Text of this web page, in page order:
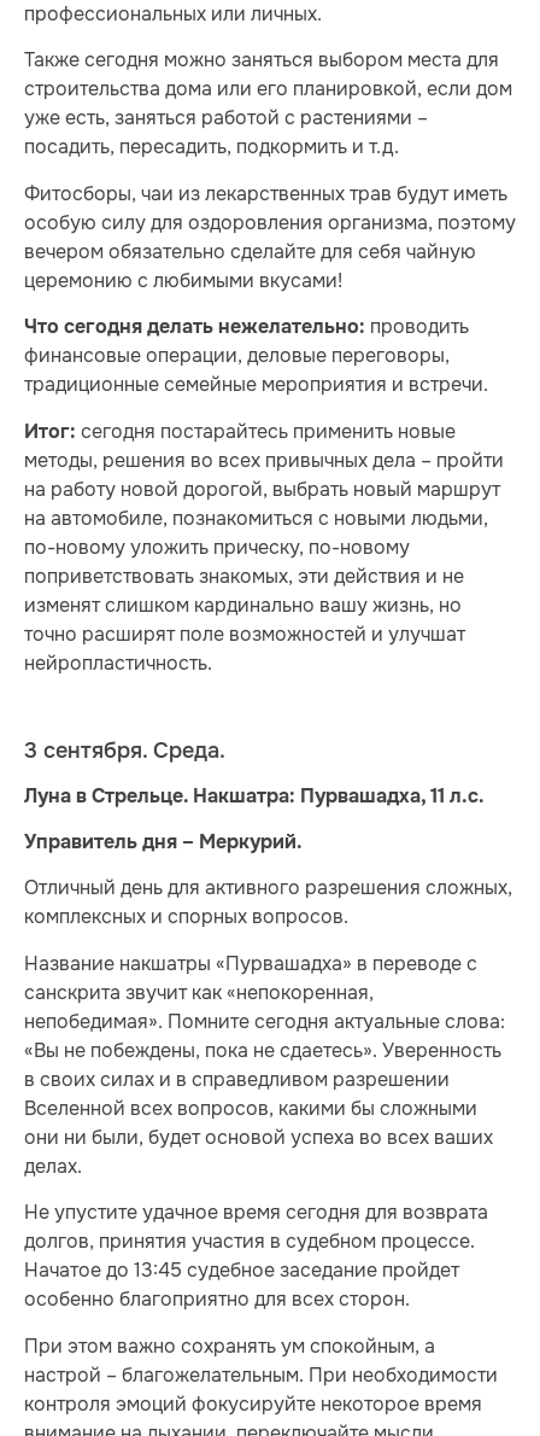
профессиональных или личных.
Также сегодня можно заняться выбором места для
строительства дома или его планировкой, если дом
уже есть, заняться работой с растениями –
посадить, пересадить, подкормить и т.д.
Фитосборы, чаи из лекарственных трав будут иметь
особую силу для оздоровления организма, поэтому
вечером обязательно сделайте для себя чайную
церемонию с любимыми вкусами!
Что сегодня делать нежелательно: проводить
финансовые операции, деловые переговоры,
традиционные семейные мероприятия и встречи.
Итог: сегодня постарайтесь применить новые
методы, решения во всех привычных дела – пройти
на работу новой дорогой, выбрать новый маршрут
на автомобиле, познакомиться с новыми людьми,
по-новому уложить прическу, по-новому
поприветствовать знакомых, эти действия и не
изменят слишком кардинально вашу жизнь, но
точно расширят поле возможностей и улучшат
нейропластичность.
3 сентября. Среда.
Луна в Стрельце. Накшатра: Пурвашадха, 11 л.с.
Управитель дня – Меркурий.
Отличный день для активного разрешения сложных,
комплексных и спорных вопросов.
Название накшатры «Пурвашадха» в переводе с
санскрита звучит как «непокоренная,
непобедимая». Помните сегодня актуальные слова:
«Вы не побеждены, пока не сдаетесь». Уверенность
в своих силах и в справедливом разрешении
Вселенной всех вопросов, какими бы сложными
они ни были, будет основой успеха во всех ваших
делах.
Не упустите удачное время сегодня для возврата
долгов, принятия участия в судебном процессе.
Начатое до 13:45 судебное заседание пройдет
особенно благоприятно для всех сторон.
При этом важно сохранять ум спокойным, а
настрой – благожелательным. При необходимости
контроля эмоций фокусируйте некоторое время